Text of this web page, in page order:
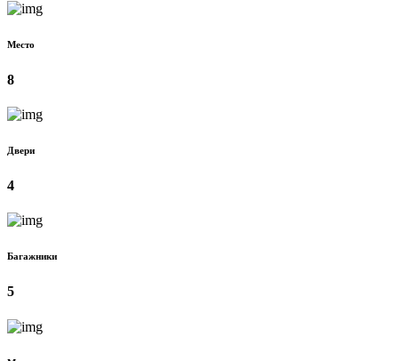
Место
8
Двери
4
Багажники
5